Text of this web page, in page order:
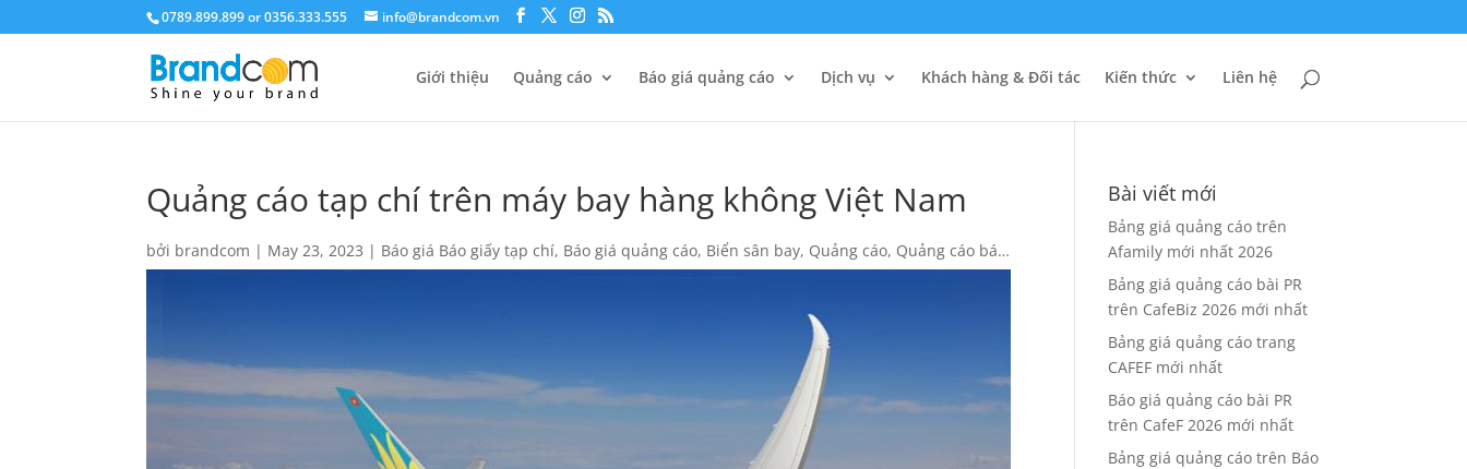
0789.899.899 or 0356.333.555 info@brandcom.vn
Giới thiệu Quảng cáo Báo giá quảng cáo Dịch vụ Khách hàng & Đối tác Kiến thức Liên hệ
Quảng cáo tạp chí trên máy bay hàng không Việt Nam
bởi brandcom | May 23, 2023 | Báo giá Báo giấy tạp chí, Báo giá quảng cáo, Biển sân bay, Quảng cáo, Quảng cáo báo
giấy
Bài viết mới
Bảng giá quảng cáo trên
Afamily mới nhất 2026
Bảng giá quảng cáo bài PR
trên CafeBiz 2026 mới nhất
Bảng giá quảng cáo trang
CAFEF mới nhất
Báo giá quảng cáo bài PR
trên CafeF 2026 mới nhất
Bảng giá quảng cáo trên Báo